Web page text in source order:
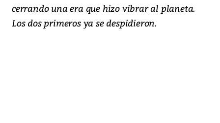
cerrando una era que hizo vibrar al planeta.
Los dos primeros ya se despidieron.